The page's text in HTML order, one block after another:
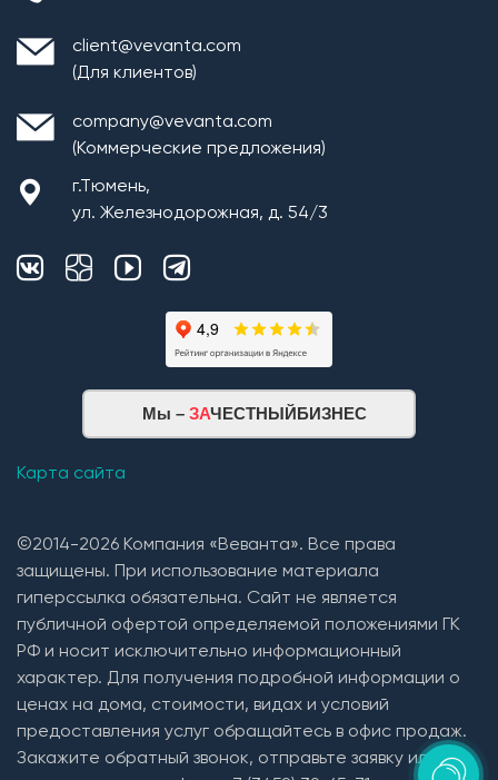
client@vevanta.com
(Для клиентов)
company@vevanta.com
(Коммерческие предложения)
г.Тюмень,
ул. Железнодорожная, д. 54/3
Мы – ЗАЧЕСТНЫЙБИЗНЕС
Карта сайта
©2014-2026 Компания «Веванта». Все права
защищены. При использование материала
гиперссылка обязательна. Сайт не является
публичной офертой определяемой положениями ГК
РФ и носит исключительно информационный
характер. Для получения подробной информации о
ценах на дома, стоимости, видах и условий
предоставления услуг обращайтесь в офис продаж.
Закажите обратный звонок, отправьте заявку или